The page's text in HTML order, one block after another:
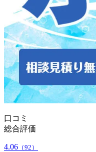
口コミ
総合評価
4.06 （92）